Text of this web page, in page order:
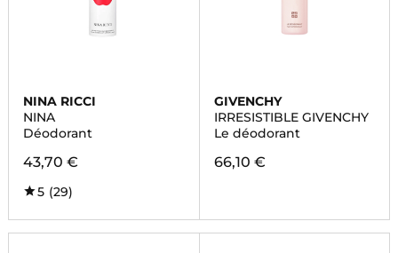
NINA RICCI
NINA
Déodorant
43,70 €
5 (29)
GIVENCHY
IRRESISTIBLE GIVENCHY
Le déodorant
66,10 €